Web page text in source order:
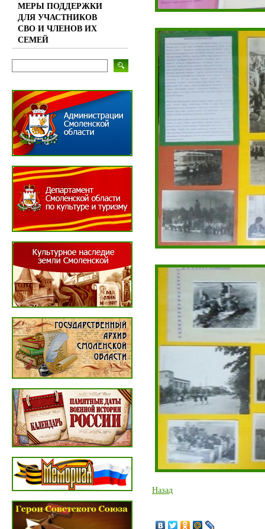
Назад
МЕРЫ ПОДДЕРЖКИ
ДЛЯ УЧАСТНИКОВ
СВО И ЧЛЕНОВ ИХ
СЕМЕЙ